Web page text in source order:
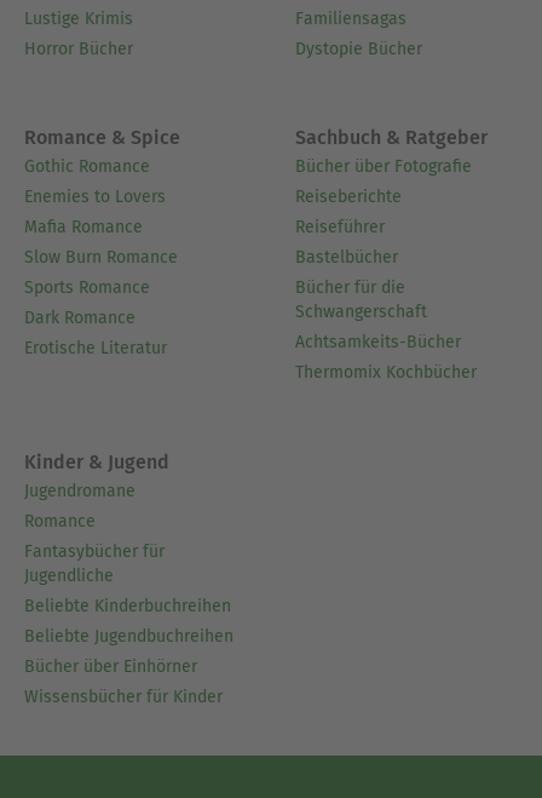
Lustige Krimis
Horror Bücher
Familiensagas
Dystopie Bücher
Romance & Spice
Gothic Romance
Enemies to Lovers
Mafia Romance
Slow Burn Romance
Sports Romance
Dark Romance
Erotische Literatur
Sachbuch & Ratgeber
Bücher über Fotografie
Reiseberichte
Reiseführer
Bastelbücher
Bücher für die
Schwangerschaft
Achtsamkeits-Bücher
Thermomix Kochbücher
Kinder & Jugend
Jugendromane
Romance
Fantasybücher für
Jugendliche
Beliebte Kinderbuchreihen
Beliebte Jugendbuchreihen
Bücher über Einhörner
Wissensbücher für Kinder